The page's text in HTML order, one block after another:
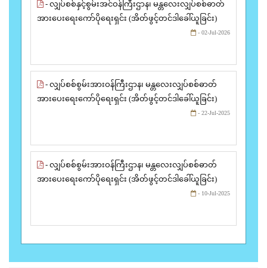
- လျှပ်စစ်နှင့်စွမ်းအင်ဝန်ကြီးဌာန၊ မန္တလေးလျှပ်စစ်ဓာတ်
အားပေးရေးကော်ပိုရေးရှင်း (အိတ်ဖွင့်တင်ဒါခေါ်ယူခြင်း)
- 02-Jul-2026
- လျှပ်စစ်စွမ်းအားဝန်ကြီးဌာန၊ မန္တလေးလျှပ်စစ်ဓာတ်
အားပေးရေးကော်ပိုရေးရှင်း (အိတ်ဖွင့်တင်ဒါခေါ်ယူခြင်း)
- 22-Jul-2025
- လျှပ်စစ်စွမ်းအားဝန်ကြီးဌာန၊ မန္တလေးလျှပ်စစ်ဓာတ်
အားပေးရေးကော်ပိုရေးရှင်း (အိတ်ဖွင့်တင်ဒါခေါ်ယူခြင်း)
- 10-Jul-2025